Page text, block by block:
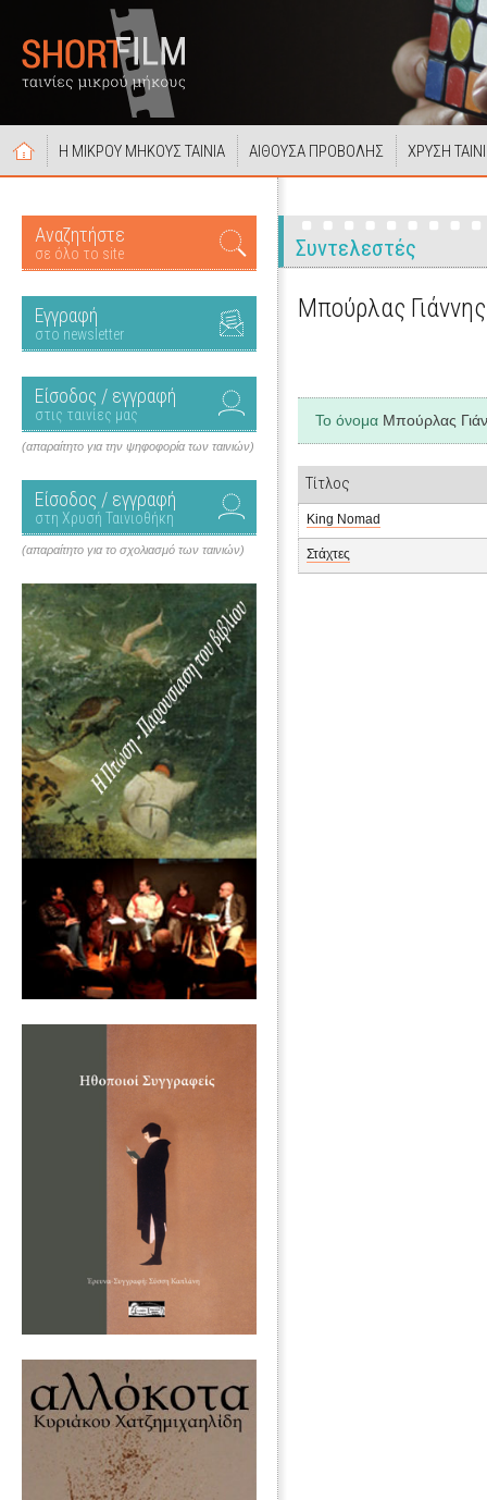
Η ΜΙΚΡΟΥ ΜΗΚΟΥΣ ΤΑΙΝΙΑ ΑΙΘΟΥΣΑ ΠΡΟΒΟΛΗΣ ΧΡΥΣΗ
Αναζητήστε
σε όλο το site
Εγγραφή
στο newsletter
Είσοδος / εγγραφή
στις ταινίες μας
(απαραίτητο για την ψηφοφορία των ταινιών)
Είσοδος / εγγραφή
στη Χρυσή Ταινιοθήκη
(απαραίτητο για το σχολιασμό των ταινιών)
Συντελεστές
Μπούρλας Γιάννης
Το όνομα Μπούρλας
Τίτλος
King Nomad
Στάχτες